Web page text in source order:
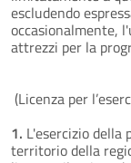
escludendo
occasionalmente,
attrezzi per la
(Licenza per
1. L'esercizio della
territorio della